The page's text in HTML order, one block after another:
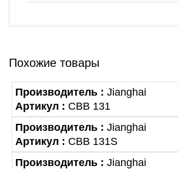
Похожие товары
Производитель : Jianghai
Артикул : CBB 131
Производитель : Jianghai
Артикул : CBB 131S
Производитель : Jianghai